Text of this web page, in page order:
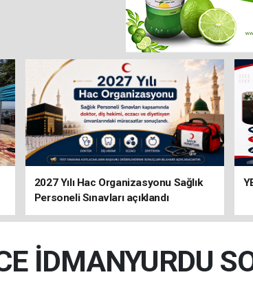
2027 Yılı Hac Organizasyonu Sağlık
Personeli Sınavları açıklandı
İDMANYURDU